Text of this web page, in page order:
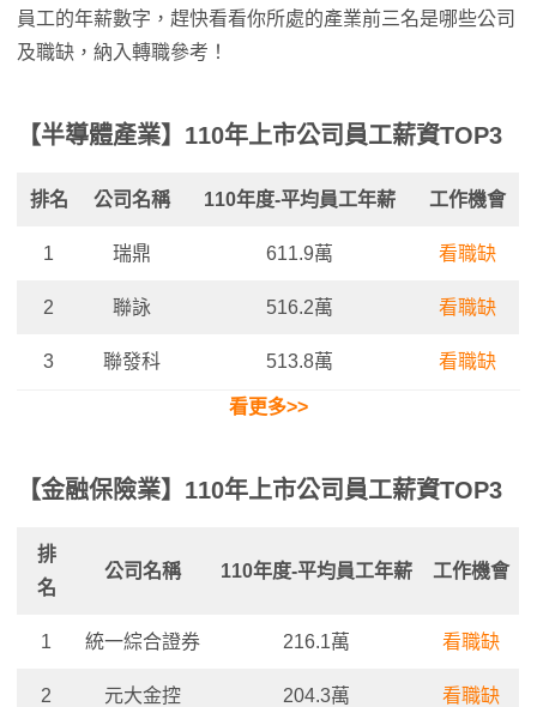
員工的年薪數字，趕快看看你所處的產業前三名是哪些公司
及職缺，納入轉職參考！
【半導體產業】110年上市公司員工薪資TOP3
排名 公司名稱 110年度-平均員工年薪 工作機會
1 瑞鼎 611.9萬 看職缺
2 聯詠 516.2萬 看職缺
3 聯發科 513.8萬 看職缺
看更多>>
【金融保險業】110年上市公司員工薪資TOP3
排
名
公司名稱 110年度-平均員工年薪 工作機會
1 統一綜合證券 216.1萬 看職缺
2 元大金控 204.3萬 看職缺